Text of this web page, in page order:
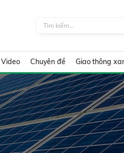
Video Chuyên đề Giao thông